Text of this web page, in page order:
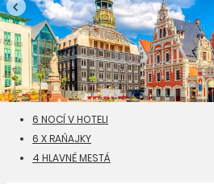
6 NOCÍ V HOTELI
6 X RAŇAJKY
4 HLAVNÉ MESTÁ